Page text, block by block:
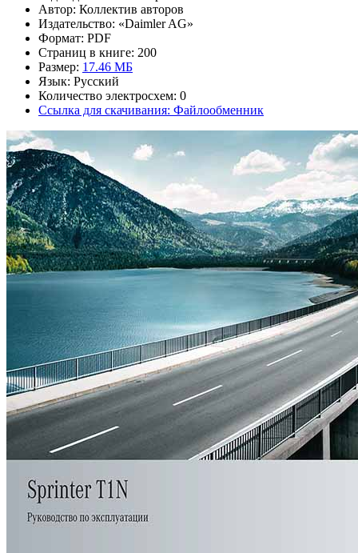
Автор: Коллектив авторов
Издательство: «Daimler AG»
Формат: PDF
Страниц в книге: 200
Размер: 17.46 МБ
Язык: Русский
Количество электросхем: 0
Ссылка для скачивания: Файлообменник